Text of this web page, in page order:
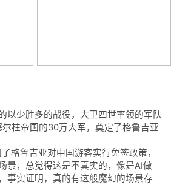
以少胜多的战役，大卫四世率领的军队
柱帝国的30万大军，奠定了格鲁吉亚
格鲁吉亚对中国游客实行免签政策，
景，总觉得这是不真实的，像是AI做
事实证明，真的有这般魔幻的场景存